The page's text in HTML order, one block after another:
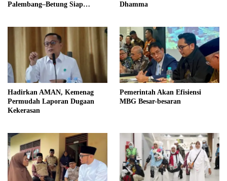
Palembang–Betung Siap
Dhamma
Hadirkan AMAN, Kemenag
Permudah Laporan Dugaan
Kekerasan
Pemerintah Akan Efisiensi
MBG Besar-besaran